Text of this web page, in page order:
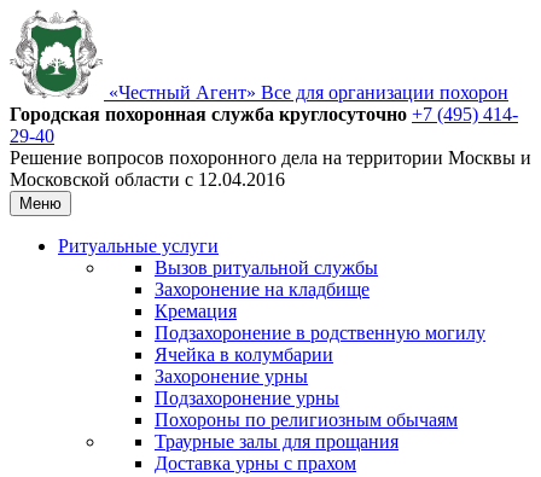
«Честный Агент» Все для организации похорон
Городская похоронная служба круглосуточно +7 (495) 414-
29-40
Решение вопросов похоронного дела на территории Москвы и
Московской области с 12.04.2016
Меню
Ритуальные услуги
Вызов ритуальной службы
Захоронение на кладбище
Кремация
Подзахоронение в родственную могилу
Ячейка в колумбарии
Захоронение урны
Подзахоронение урны
Похороны по религиозным обычаям
Траурные залы для прощания
Доставка урны с прахом